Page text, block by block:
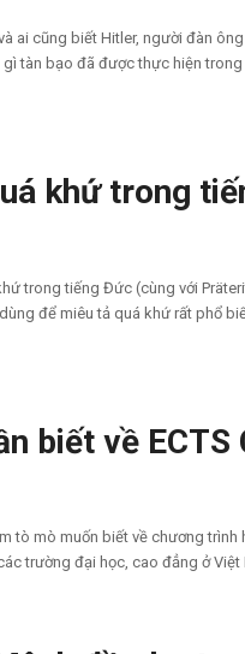
ai cũng biết Hitler, người đàn
tàn bạo đã được thực hiện
khứ trong
trong tiếng Đức (cùng với
để miêu tả quá khứ rất phổ
biết về
tò mò muốn biết về chương
trường đại học, cao đẳng ở Việt